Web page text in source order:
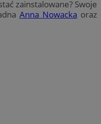
zainstalowane? Swoje
Anna Nowacka oraz